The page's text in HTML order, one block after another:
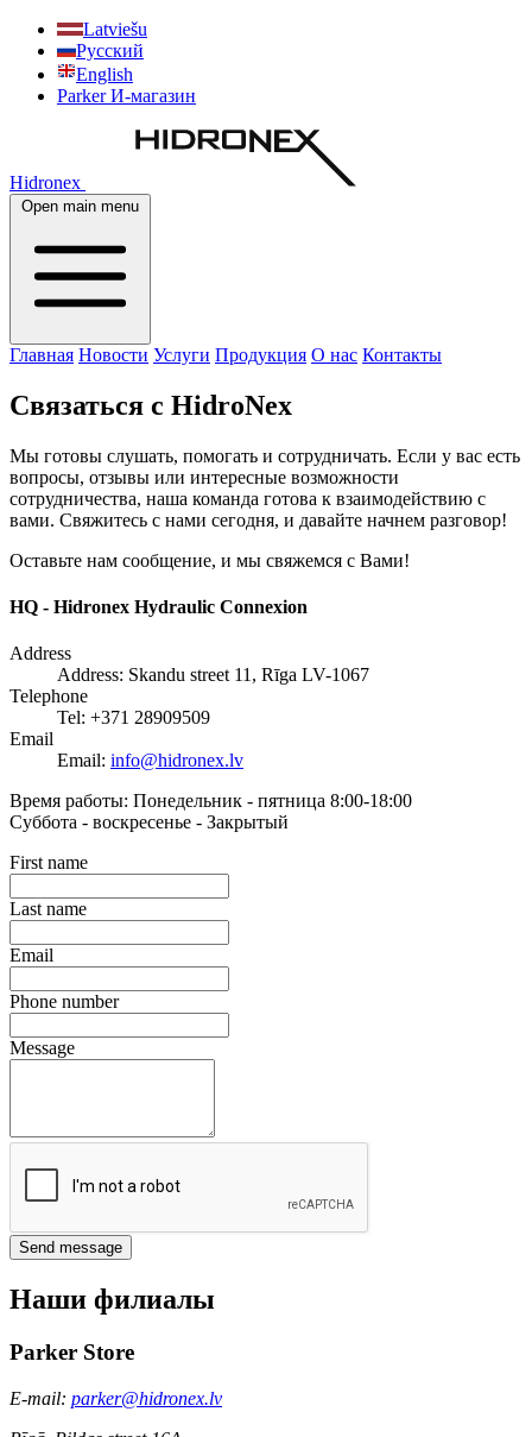
Latviešu
Русский
English
Parker И-магазин
Hidronex
Open main menu
Главная Новости Услуги Продукция О нас Контакты
Связаться с HidroNex
Мы готовы слушать, помогать и сотрудничать. Если у вас есть
вопросы, отзывы или интересные возможности
сотрудничества, наша команда готова к взаимодействию с
вами. Свяжитесь с нами сегодня, и давайте начнем разговор!
Оставьте нам сообщение, и мы свяжемся с Вами!
HQ - Hidronex Hydraulic Connexion
Address
Address: Skandu street 11, Rīga LV-1067
Telephone
Tel: +371 28909509
Email
Email: info@hidronex.lv
Время работы: Понедельник - пятница 8:00-18:00
Суббота - воскресенье - Закрытый
First name
Last name
Email
Phone number
Message
Send message
Наши филиалы
Parker Store
E-mail: parker@hidronex.lv